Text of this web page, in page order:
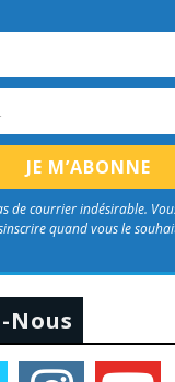
de courrier indésirable.
quand vous le
Nous